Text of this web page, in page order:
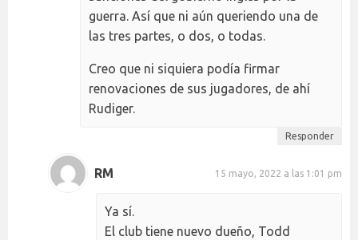
guerra. Así que ni aún queriendo una de
las tres partes, o dos, o todas.
Creo que ni siquiera podía firmar
renovaciones de sus jugadores, de ahí
Rudiger.
Responder
RM 15 mayo, 2022 a las 1:01 pm
Ya sí.
El club tiene nuevo dueño, Todd